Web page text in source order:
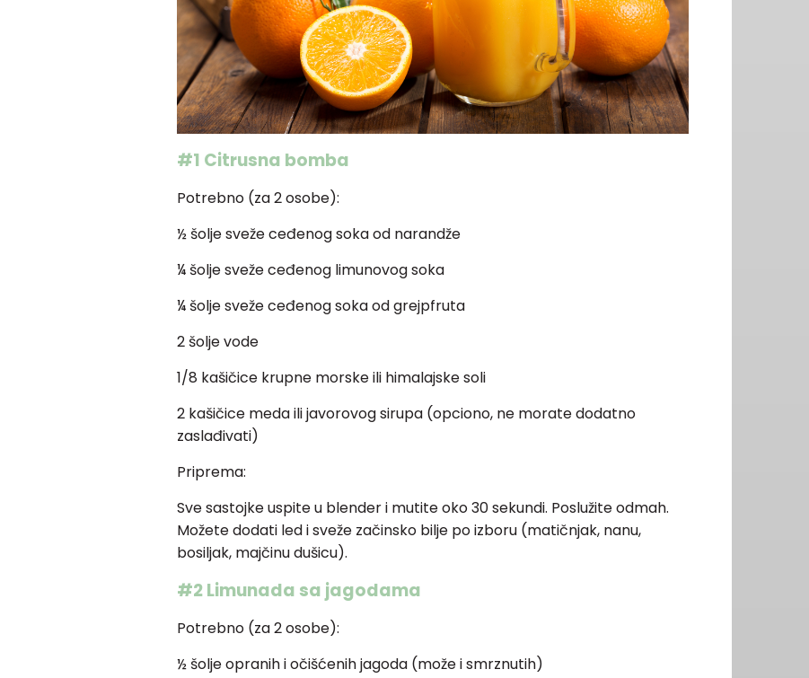
#1 Citrusna bomba
Potrebno (za 2 osobe):
½ šolje sveže ceđenog soka od narandže
¼ šolje sveže ceđenog limunovog soka
¼ šolje sveže ceđenog soka od grejpfruta
2 šolje vode
1/8 kašičice krupne morske ili himalajske soli
2 kašičice meda ili javorovog sirupa (opciono, ne morate dodatno
zaslađivati)
Priprema:
Sve sastojke uspite u blender i mutite oko 30 sekundi. Poslužite odmah.
Možete dodati led i sveže začinsko bilje po izboru (matičnjak, nanu,
bosiljak, majčinu dušicu).
#2 Limunada sa jagodama
Potrebno (za 2 osobe):
½ šolje opranih i očišćenih jagoda (može i smrznutih)